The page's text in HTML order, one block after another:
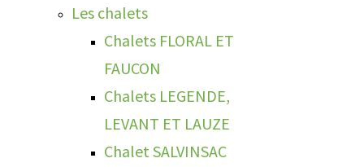
Les chalets
Chalets FLORAL ET
FAUCON
Chalets LEGENDE,
LEVANT ET LAUZE
Chalet SALVINSAC